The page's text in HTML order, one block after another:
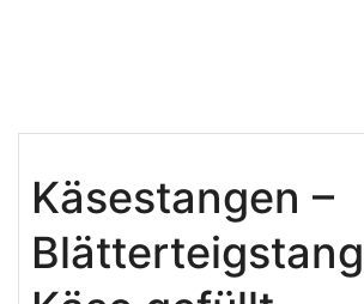
Käsestangen –